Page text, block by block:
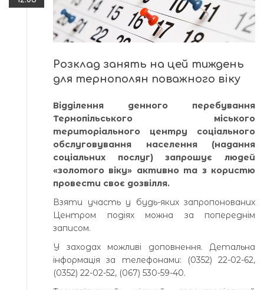
Розклад занять на цей тиждень
для тернополян поважного віку
Відділення денного перебування
Тернопільського міського
територіального центру соціального
обслуговування населення (надання
соціальних послуг) запрошує людей
«золотого віку» активно та з користю
провести своє дозвілля.
Взяти участь у будь-яких запропонованих
Центром подіях можна за попереднім
записом.
У заходах можливі доповнення. Детальна
інформація за телефонами: (0352) 22-02-62,
(0352) 22-02-52, (067) 530-59-40.